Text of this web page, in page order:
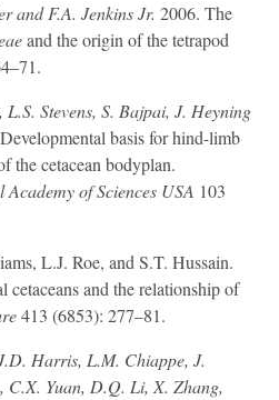
and F.A. Jenkins Jr. 2006. The
and the origin of the tetrapod
Stevens, S. Bajpai, J. Heyning
basis for hind-limb
the cetacean bodyplan.
of Sciences USA 103
L.J. Roe, and S.T. Hussain.
cetaceans and the relationship of
413 (6853): 277–81.
Harris, L.M. Chiappe, J.
C.X. Yuan, D.Q. Li, X. Zhang,